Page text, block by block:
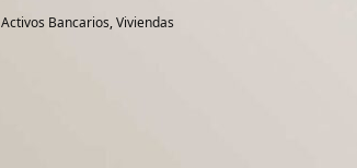
Activos Bancarios,Viviendas